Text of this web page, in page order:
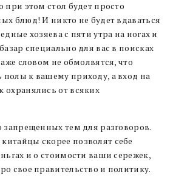
этом стол будет просто
блюд! И никто не будет вдаваться
хозяева с пяти утра на ногах и
специально для вас в поисках
словом не обмолвятся, что
к вашему приходу, а вход на
охранялись от всяких
запрещенных тем для разговоров.
скорее позволят себе
и о стоимости ваши сережек,
свое правительство и политику.